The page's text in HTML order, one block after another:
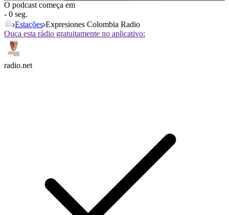
O podcast começa em
- 0 seg.
Estações Expresiones Colombia Radio
Ouça esta rádio gratuitamente no aplicativo:
radio.net